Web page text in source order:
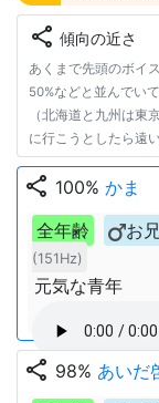
share 傾向の近さ
あくまで先頭のボイ
50%などと並んでい
（北海道と九州は東
に行こうとしたら遠
share 100% かま
全年齢
お
(151Hz)
元気な青年
share 98% あいだ